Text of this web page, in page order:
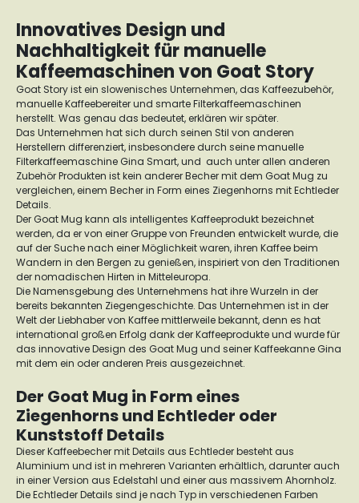
Innovatives Design und
Nachhaltigkeit für manuelle
Kaffeemaschinen von Goat Story
Goat Story ist ein slowenisches Unternehmen, das Kaffeezubehör,
manuelle Kaffeebereiter und smarte Filterkaffeemaschinen
herstellt. Was genau das bedeutet, erklären wir später.
Das Unternehmen hat sich durch seinen Stil von anderen
Herstellern differenziert, insbesondere durch seine manuelle
Filterkaffeemaschine Gina Smart, und auch unter allen anderen
Zubehör Produkten ist kein anderer Becher mit dem Goat Mug zu
vergleichen, einem Becher in Form eines Ziegenhorns mit Echtleder
Details.
Der Goat Mug kann als intelligentes Kaffeeprodukt bezeichnet
werden, da er von einer Gruppe von Freunden entwickelt wurde, die
auf der Suche nach einer Möglichkeit waren, ihren Kaffee beim
Wandern in den Bergen zu genießen, inspiriert von den Traditionen
der nomadischen Hirten in Mitteleuropa.
Die Namensgebung des Unternehmens hat ihre Wurzeln in der
bereits bekannten Ziegengeschichte. Das Unternehmen ist in der
Welt der Liebhaber von Kaffee mittlerweile bekannt, denn es hat
international großen Erfolg dank der Kaffeeprodukte und wurde für
das innovative Design des Goat Mug und seiner Kaffeekanne Gina
mit dem ein oder anderen Preis ausgezeichnet.
Der Goat Mug in Form eines
Ziegenhorns und Echtleder oder
Kunststoff Details
Dieser Kaffeebecher mit Details aus Echtleder besteht aus
Aluminium und ist in mehreren Varianten erhältlich, darunter auch
in einer Version aus Edelstahl und einer aus massivem Ahornholz.
Die Echtleder Details sind je nach Typ in verschiedenen Farben